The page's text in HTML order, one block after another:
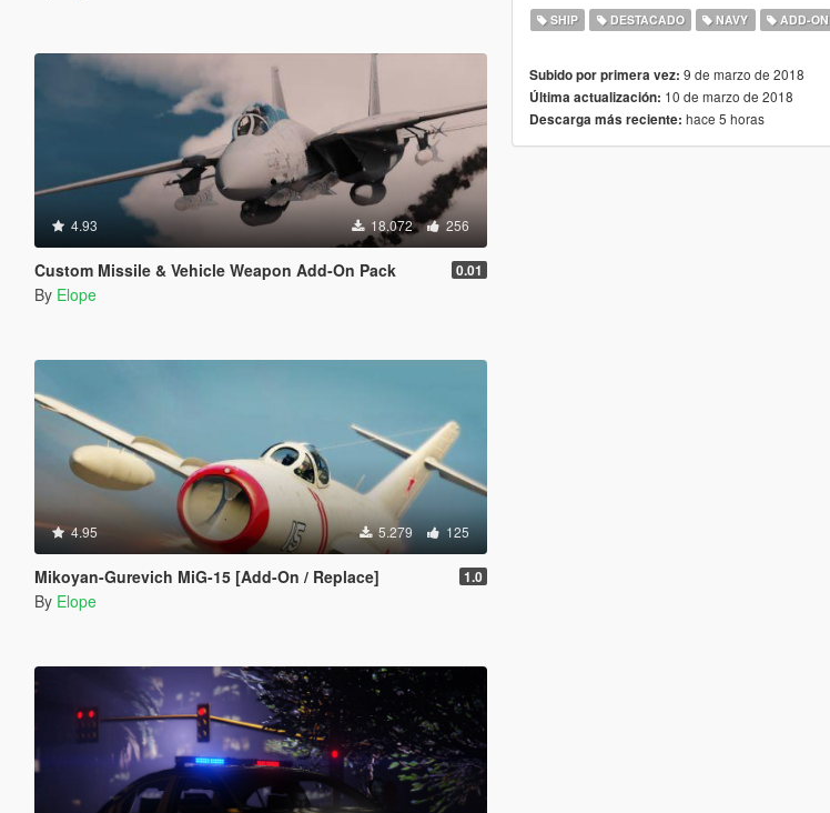
4.93 18.072 256
Custom Missile & Vehicle Weapon Add-On Pack 0.01
By Elope
4.95 5.279 125
Mikoyan-Gurevich MiG-15 [Add-On / Replace] 1.0
By Elope
SHIP DESTACADO NAVY ADD-ON
Subido por primera vez: 9 de marzo de 2018
Última actualización: 10 de marzo de 2018
Descarga más reciente: hace 5 horas